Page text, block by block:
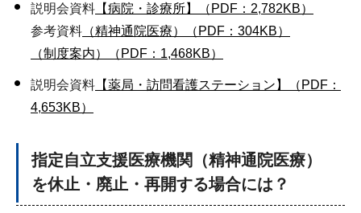
説明会資料 【病院・診療所】（PDF：2,782KB）
参考資料 （精神通院医療）（PDF：304KB）
（制度案内）（PDF：1,468KB）
説明会資料 【薬局・訪問看護ステーション】（PDF：
4,653KB）
指定自立支援医療機関（精神通院医療）
を休止・廃止・再開する場合には？